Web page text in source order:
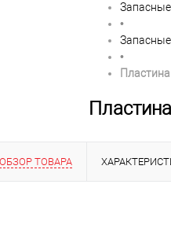
•
•
ОБЗОР ТОВАРА